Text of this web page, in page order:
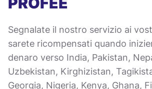
Segnalate il nostro servizio ai
sarete ricompensati quando
denaro verso India, Pakistan,
Uzbekistan, Kirghizistan,
Georgia, Nigeria, Kenya, Ghana,